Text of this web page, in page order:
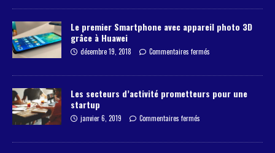
Le premier Smartphone avec appareil photo 3D
grâce à Huawei
décembre 19, 2018 Commentaires fermés
Les secteurs d’activité prometteurs pour une
startup
janvier 6, 2019 Commentaires fermés